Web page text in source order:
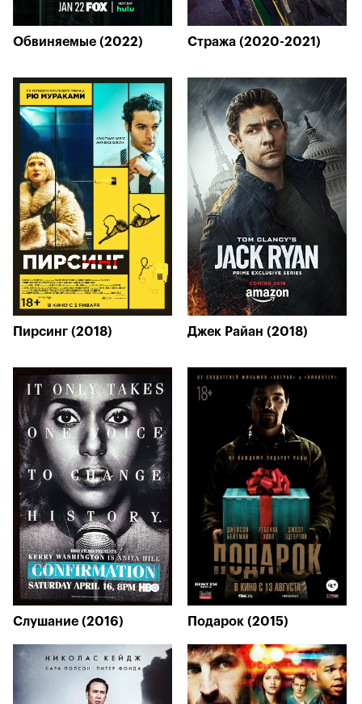
Обвиняемые (2022) Стража (2020-2021)
Пирсинг (2018) Джек Райан (2018)
Слушание (2016) Подарок (2015)